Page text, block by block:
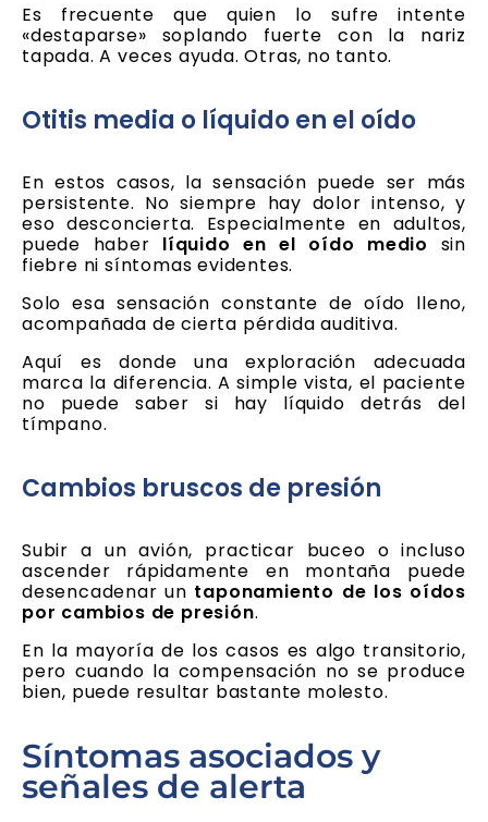
Es frecuente que quien lo sufre intente
«destaparse» soplando fuerte con la nariz
tapada. A veces ayuda. Otras, no tanto.
Otitis media o líquido en el oído
En estos casos, la sensación puede ser más
persistente. No siempre hay dolor intenso, y
eso desconcierta. Especialmente en adultos,
puede haber líquido en el oído medio sin
fiebre ni síntomas evidentes.
Solo esa sensación constante de oído lleno,
acompañada de cierta pérdida auditiva.
Aquí es donde una exploración adecuada
marca la diferencia. A simple vista, el paciente
no puede saber si hay líquido detrás del
tímpano.
Cambios bruscos de presión
Subir a un avión, practicar buceo o incluso
ascender rápidamente en montaña puede
desencadenar un taponamiento de los oídos
por cambios de presión.
En la mayoría de los casos es algo transitorio,
pero cuando la compensación no se produce
bien, puede resultar bastante molesto.
Síntomas asociados y
señales de alerta